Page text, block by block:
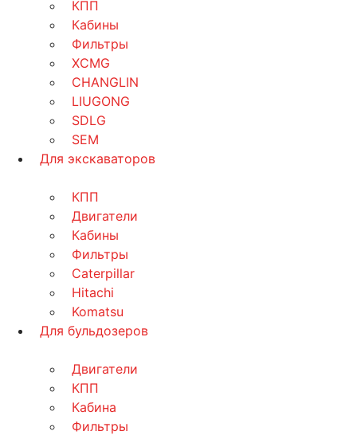
КПП
Кабины
Фильтры
XCMG
CHANGLIN
LIUGONG
SDLG
SEM
Для экскаваторов
КПП
Двигатели
Кабины
Фильтры
Caterpillar
Hitachi
Komatsu
Для бульдозеров
Двигатели
КПП
Кабина
Фильтры